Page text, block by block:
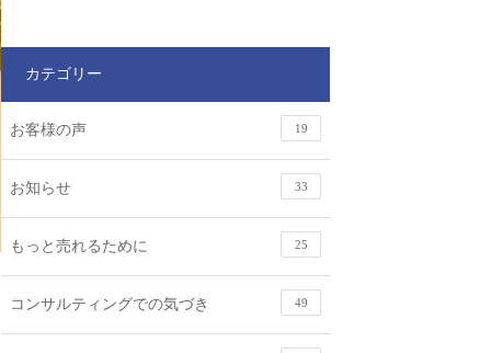
カテゴリー
お客様の声 19
お知らせ 33
もっと売れるために 25
コンサルティングでの気づき 49